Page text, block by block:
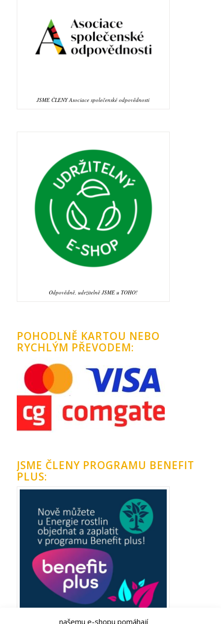
našemu e-shopu pomáhají
JSME ČLENY Asociace společenské odpovědnosti
Odpovědně, udržitelně JSME u TOHO!
POHODLNĚ KARTOU NEBO
RYCHLÝM PŘEVODEM:
JSME ČLENY PROGRAMU BENEFIT
PLUS: